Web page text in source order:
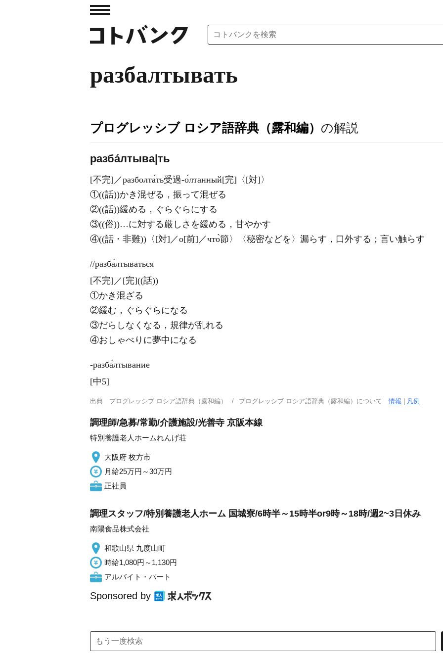
разбалтывать
プログレッシブ ロシア語辞典（露和編） の解説
разба́лтыва|ть
[不完]／разболта́ть受過-о́лтанный[完]〈[対]〉
①((話))かき混ぜる，振って混ぜる
②((話))緩める，ぐらぐらにする
③((俗))…に対する厳しさを緩める，甘やかす
④((話・非難))〈[対]／о[前]／что̀節〉〈秘密などを〉漏らす，口外する；言い触らす
//разба́лтываться
[不完]／[完]((話))
①かき混ざる
②緩む，ぐらぐらになる
③だらしなくなる，規律が乱れる
④おしゃべりに夢中になる
‐разба́лтывание
[中5]
出典 プログレッシブ ロシア語辞典（露和編） プログレッシブ ロシア語辞典（露和編）について情報 凡例
調理師/急募/常勤/介護施設/光善寺 京阪本線
特別養護老人ホームれんげ荘
大阪府 枚方市
月給25万円～30万円
正社員
調理スタッフ/特別養護老人ホーム 国城寮/6時半～15時半or9時～18時/週2~3日休み
南陽食品株式会社
和歌山県 九度山町
時給1,080円～1,130円
アルバイト・パート
Sponsored by